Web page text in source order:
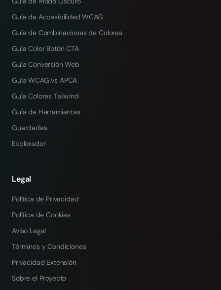
Guía de Accesibilidad WCAG
Guía de Combinaciones de Colores
Guía Color Botón CTA
Guía Conversión Web
Guía WCAG vs APCA
Guía Colores Tailwind
Guía de Herramientas
Guardadas
Explorador
Legal
Política de Privacidad
Política de Cookies
Aviso Legal
Términos y Condiciones
Privacidad Extensión
Sobre el Proyecto